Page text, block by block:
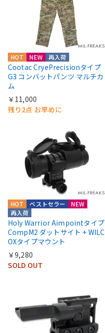
HOT NEW 再入荷
Cootac CryePrecisionタイプ
G3 コンバットパンツ マルチカ
ム
￥11,000
残り2点 お早めに
HOT
NEW
再入荷
ベストセラー
Holy Warrior Aimpointタイプ
CompM2 ダットサイト + WILC
OXタイプマウント
￥9,280
SOLD OUT